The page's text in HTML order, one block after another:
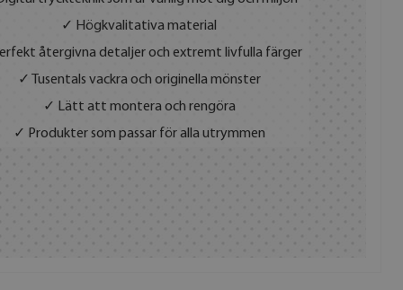
✓ Högkvalitativa material
återgivna detaljer och extremt livfulla färger
✓ Tusentals vackra och originella mönster
✓ Lätt att montera och rengöra
✓ Produkter som passar för alla utrymmen